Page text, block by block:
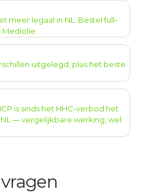
meer legaal in NL. Bestel full-
uitgelegd, plus het beste
is sinds het HHC-verbod het
— vergelijkbare werking, wel